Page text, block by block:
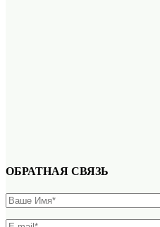
ОБРАТНАЯ СВЯЗЬ